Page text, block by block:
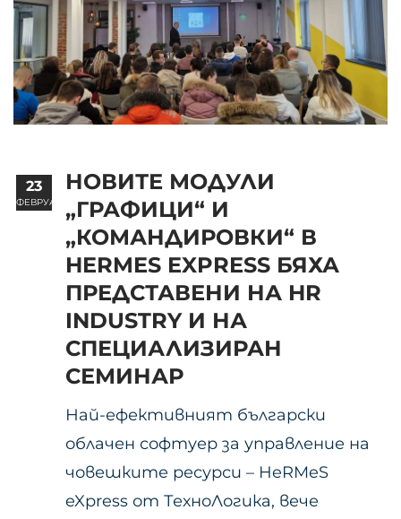
НОВИТЕ МОДУЛИ
„ГРАФИЦИ“ И
„КОМАНДИРОВКИ“ В
HERMES EXPRESS БЯХА
ПРЕДСТАВЕНИ НА HR
INDUSTRY И НА
СПЕЦИАЛИЗИРАН
СЕМИНАР
Най-ефективният български
облачен софтуер за управление на
човешките ресурси – HeRMeS
eXpress от ТехноЛогика, вече
23
ФЕВРУАРИ